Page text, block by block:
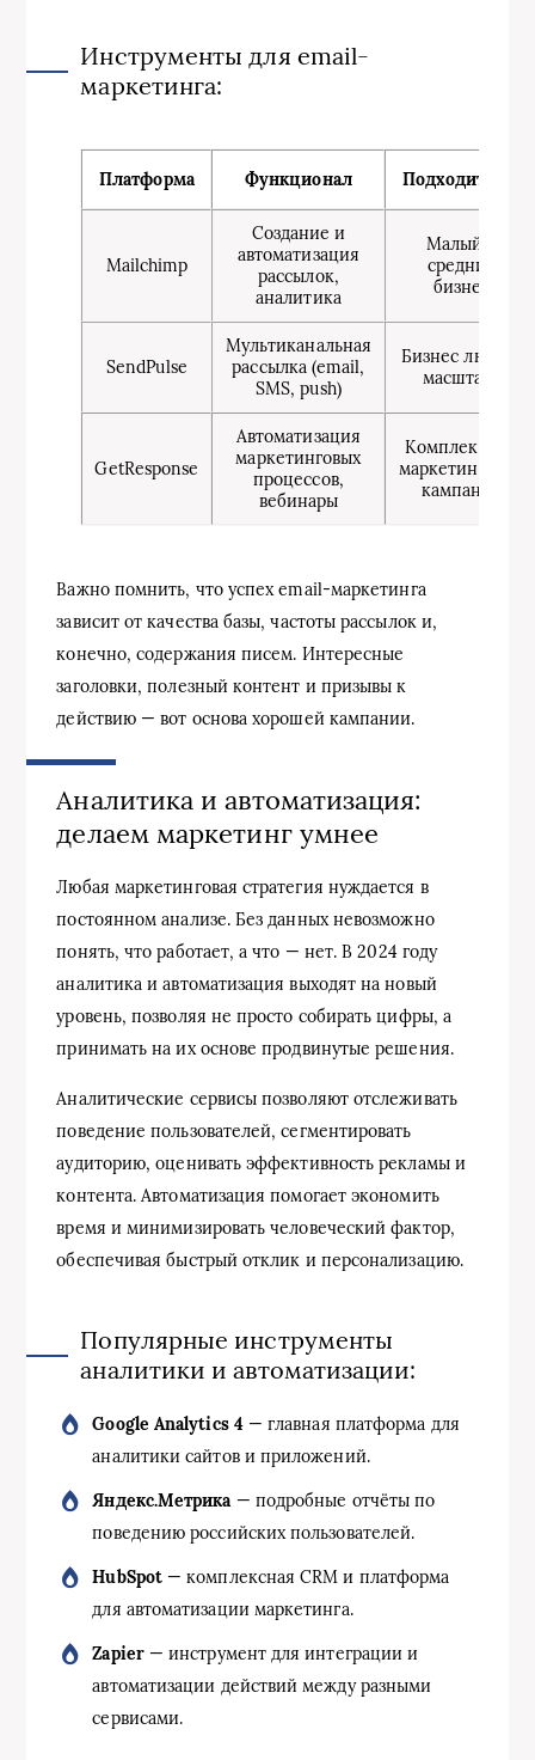
Инструменты для email-
маркетинга:
Платформа Функционал Подходит для
Mailchimp
Создание и
автоматизация
рассылок,
аналитика
Малый и
средний
бизнес
SendPulse
Мультиканальная
рассылка (email,
SMS, push)
Бизнес любого
масштаба
GetResponse
Автоматизация
маркетинговых
процессов,
вебинары
Комплексные
маркетинговые
кампании
Важно помнить, что успех email-маркетинга
зависит от качества базы, частоты рассылок и,
конечно, содержания писем. Интересные
заголовки, полезный контент и призывы к
действию — вот основа хорошей кампании.
Аналитика и автоматизация:
делаем маркетинг умнее
Любая маркетинговая стратегия нуждается в
постоянном анализе. Без данных невозможно
понять, что работает, а что — нет. В 2024 году
аналитика и автоматизация выходят на новый
уровень, позволяя не просто собирать цифры, а
принимать на их основе продвинутые решения.
Аналитические сервисы позволяют отслеживать
поведение пользователей, сегментировать
аудиторию, оценивать эффективность рекламы и
контента. Автоматизация помогает экономить
время и минимизировать человеческий фактор,
обеспечивая быстрый отклик и персонализацию.
Популярные инструменты
аналитики и автоматизации:
Google Analytics 4— главная платформа для
аналитики сайтов и приложений.
Яндекс.Метрика— подробные отчёты по
поведению российских пользователей.
HubSpot— комплексная CRM и платформа
для автоматизации маркетинга.
Zapier— инструмент для интеграции и
автоматизации действий между разными
сервисами.